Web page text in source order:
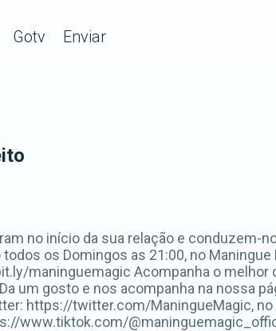
Gotv Enviar
no início da sua relação e conduzem-
os Domingos as 21:00, no Maningue
maninguemagic Acompanha o
um gosto e nos acompanha na nossa
https://twitter.com/ManingueMagic, no
www.tiktok.com/